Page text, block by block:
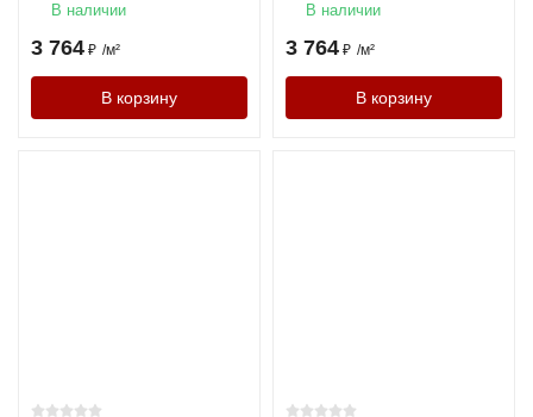
В наличии
3 764 ₽ /м²
В корзину
В наличии
3 764 ₽ /м²
В корзину